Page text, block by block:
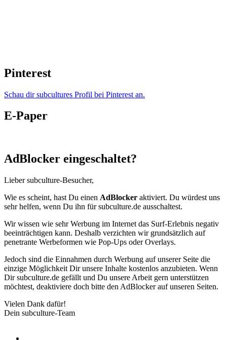
Pinterest
Schau dir subcultures Profil bei Pinterest an.
E-Paper
AdBlocker eingeschaltet?
Lieber subculture-Besucher,
Wie es scheint, hast Du einen AdBlocker aktiviert. Du würdest uns
sehr helfen, wenn Du ihn für subculture.de ausschaltest.
Wir wissen wie sehr Werbung im Internet das Surf-Erlebnis negativ
beeinträchtigen kann. Deshalb verzichten wir grundsätzlich auf
penetrante Werbeformen wie Pop-Ups oder Overlays.
Jedoch sind die Einnahmen durch Werbung auf unserer Seite die
einzige Möglichkeit Dir unsere Inhalte kostenlos anzubieten. Wenn
Dir subculture.de gefällt und Du unsere Arbeit gern unterstützen
möchtest, deaktiviere doch bitte den AdBlocker auf unseren Seiten.
Vielen Dank dafür!
Dein subculture-Team